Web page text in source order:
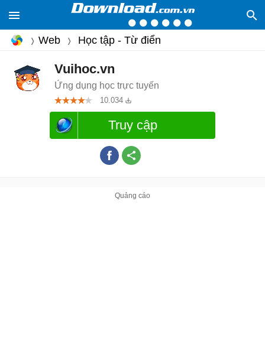
Web Học tập - Từ điển
Vuihoc.vn
Ứng dụng học trực tuyến
10.034
Truy cập